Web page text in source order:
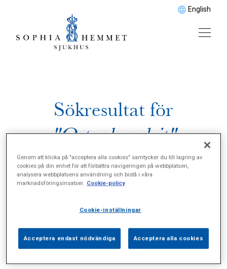
English
Sökresultat för
"Osteokondrit"
Genom att klicka på "acceptera alla cookies" samtycker du till lagring av
cookies på din enhet för att förbättra navigeringen på webbplatsen,
analysera webbplatsens användning och bistå i våra
marknadsföringsinsatser. Cookie-policy
Cookie-inställningar
Acceptera endast nödvändiga Acceptera alla cookies